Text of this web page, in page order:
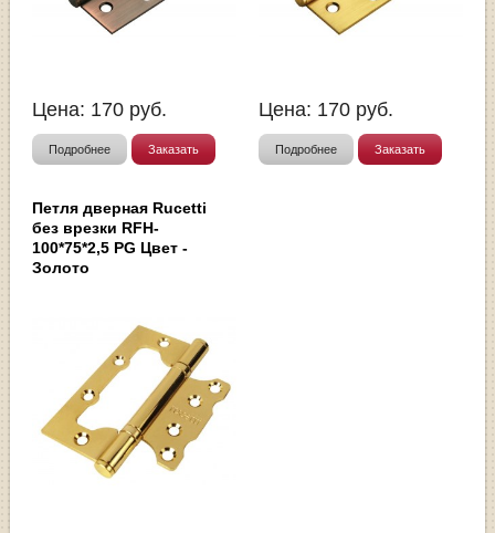
Цена: 170 руб.
Подробнее Заказать
Цена: 170 руб.
Подробнее Заказать
Петля дверная Rucetti
без врезки RFH-
100*75*2,5 PG Цвет -
Золото